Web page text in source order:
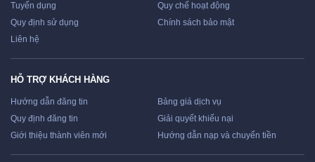
Tuyển dụng
Quy chế hoạt động
Quy định sử dụng
Chính sách bảo mật
Liên hệ
HỖ TRỢ KHÁCH HÀNG
Hướng dẫn đăng tin
Bảng giá dịch vụ
Quy định đăng tin
Giải quyết khiếu nại
Giới thiệu thành viên mới
Hướng dẫn nạp và chuyển tiền